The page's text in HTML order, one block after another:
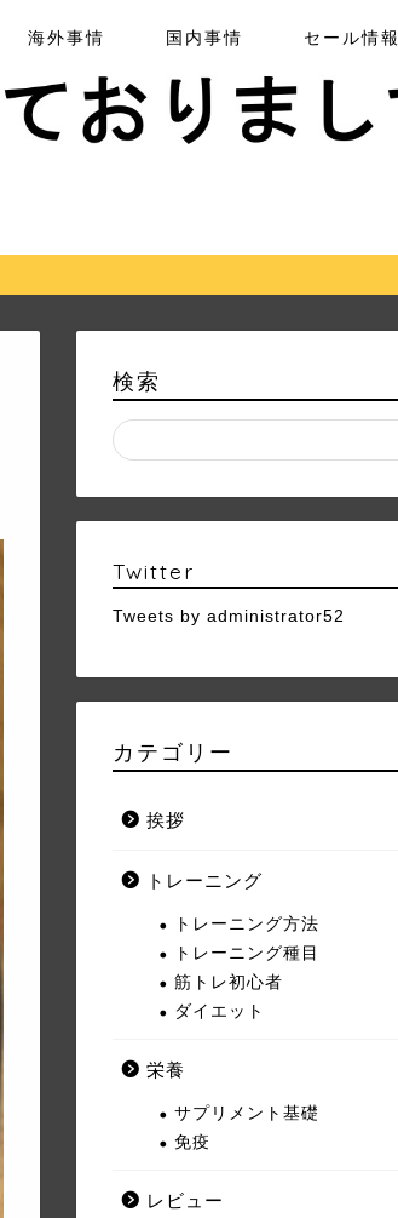
海外事情 国内事情 セール情報
検索
Twitter
Tweets by administrator52
カテゴリー
挨拶
トレーニング
トレーニング方法
トレーニング種目
筋トレ初心者
ダイエット
栄養
サプリメント基礎
免疫
レビュー